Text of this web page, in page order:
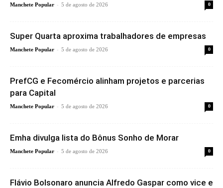
Manchete Popular - 5 de agosto de 2026 0
Super Quarta aproxima trabalhadores de empresas
Manchete Popular - 5 de agosto de 2026 0
PrefCG e Fecomércio alinham projetos e parcerias
para Capital
Manchete Popular - 5 de agosto de 2026 0
Emha divulga lista do Bônus Sonho de Morar
Manchete Popular - 5 de agosto de 2026 0
Flávio Bolsonaro anuncia Alfredo Gaspar como vice e